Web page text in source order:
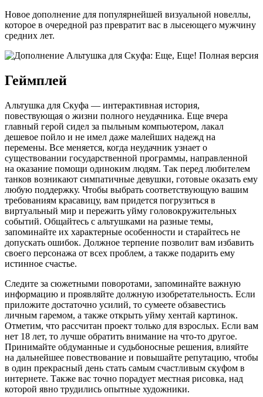
Новое дополнение для популярнейшей визуальной новеллы,
которое в очередной раз превратит вас в лысеющего мужчину
средних лет.
Геймплей
Альтушка для Скуфа — интерактивная история,
повествующая о жизни полного неудачника. Еще вчера
главный герой сидел за пыльным компьютером, лакал
дешевое пойло и не имел даже малейших надежд на
перемены. Все меняется, когда неудачник узнает о
существовании государственной программы, направленной
на оказание помощи одиноким людям. Так перед любителем
танков возникают симпатичные девушки, готовые оказать ему
любую поддержку. Чтобы выбрать соответствующую вашим
требованиям красавицу, вам придется погрузиться в
виртуальный мир и пережить уйму головокружительных
событий. Общайтесь с альтушками на разные темы,
запоминайте их характерные особенности и старайтесь не
допускать ошибок. Должное терпение позволит вам избавить
своего персонажа от всех проблем, а также подарить ему
истинное счастье.
Следите за сюжетными поворотами, запоминайте важную
информацию и проявляйте должную изобретательность. Если
приложите достаточно усилий, то сумеете обзавестись
личным гаремом, а также открыть уйму хентай картинок.
Отметим, что рассчитан проект только для взрослых. Если вам
нет 18 лет, то лучше обратить внимание на что-то другое.
Принимайте обдуманные и судьбоносные решения, влияйте
на дальнейшее повествование и повышайте репутацию, чтобы
в один прекрасный день стать самым счастливым скуфом в
интернете. Также вас точно порадует местная рисовка, над
которой явно трудились опытные художники.